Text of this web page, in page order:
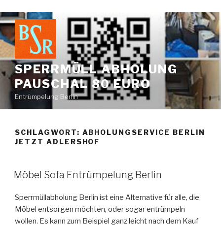
Zum
Inhalt
springen
SPERRMÜLL ABHOLUNG
PAUSCHAL 80 EURO
Entrümpelung Berlin
SCHLAGWORT: ABHOLUNGSERVICE BERLIN
JETZT ADLERSHOF
VERÖFFENTLICHT
AM
Möbel Sofa Entrümpelung Berlin
Sperrmüllabholung Berlin ist eine Alternative für alle, die
Möbel entsorgen möchten, oder sogar entrümpeln
wollen. Es kann zum Beispiel ganz leicht nach dem Kauf